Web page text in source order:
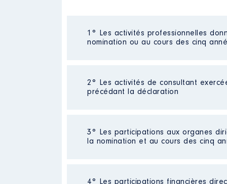
1° Les activités professionnelles
nomination ou au cours des cinq
Description : gérant d'une
2016
12 000 €
2° Les activités de consultant
précédant la déclaration
Néant
3° Les participations aux organes
la nomination et au cours des cinq
Néant
4° Les participations financières